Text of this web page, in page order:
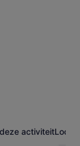
activiteit